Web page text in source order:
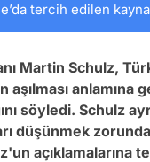
tercih edilen
Martin Schulz,
aşılması
söyledi. Schulz
düşünmek
açıklamalarına